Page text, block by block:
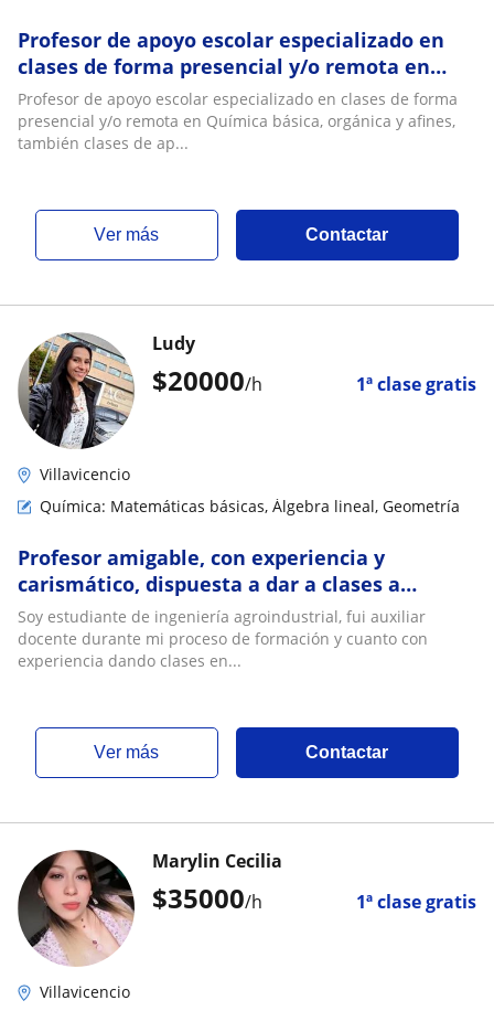
Profesor de apoyo escolar especializado en
clases de forma presencial y/o remota en
Química básica, orgánica y afines, también
clases de apoyo y tutorías universitarias
Profesor de apoyo escolar especializado en clases de forma
presencial y/o remota en Química básica, orgánica y afines,
también clases de ap...
ver más Contactar
$20000/h 1ª clase gratis
Ludy
Villavicencio
Química: Matemáticas básicas, Álgebra lineal, Geometría
Profesor amigable, con experiencia y
carismático, dispuesta a dar a clases a
jóvenes y adultos en diferentes areas,
química, matemáticas, termodinámica,
estadística básica, herramientas ofimáticas,
Soy estudiante de ingeniería agroindustrial, fui auxiliar
docente durante mi proceso de formación y cuanto con
experiencia dando clases en...
ver más Contactar
$35000/h 1ª clase gratis
Marylin Cecilia
Villavicencio